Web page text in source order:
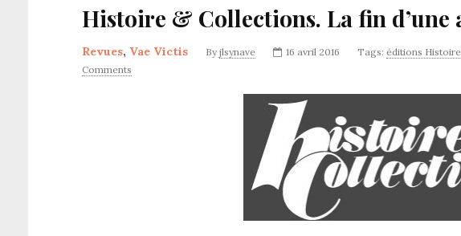
Histoire & Collections. La fin d’une
Revues, Vae Victis By jlsynave 16 avril 2016 Tags: éditions
Comments